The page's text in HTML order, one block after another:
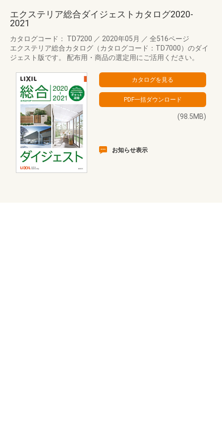
エクステリア総合ダイジェストカタログ2020-
2021
カタログコード： TD7200 ／ 2020年05月 ／ 全516ページ
エクステリア総合カタログ（カタログコード：TD7000）のダイ
ジェスト版です。 配布用・商品の選定用にご活用ください。
(98.5MB)
お知らせ表示